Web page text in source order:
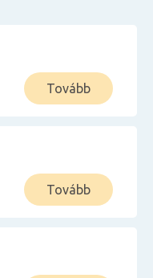
Tovább
Tovább